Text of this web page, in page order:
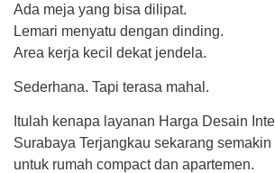
Ada meja yang bisa dilipat.
Lemari menyatu dengan dinding.
Area kerja kecil dekat jendela.
Sederhana. Tapi terasa mahal.
Itulah kenapa layanan Harga Desain
Surabaya Terjangkau sekarang
untuk rumah compact dan apartemen.